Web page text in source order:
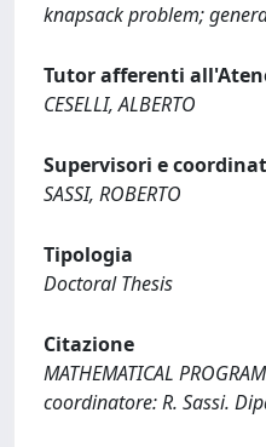
knapsack problem;
Tutor afferenti
CESELLI, ALBERTO
Supervisori e
SASSI, ROBERTO
Tipologia
Doctoral Thesis
Citazione
MATHEMATICAL
coordinatore: R. Sassi.